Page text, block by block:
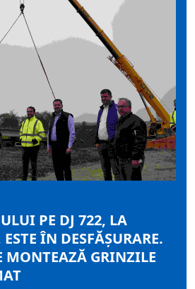
PE DJ 722, LA
ÎN DESFĂȘURARE.
MONTEAZĂ GRINZILE